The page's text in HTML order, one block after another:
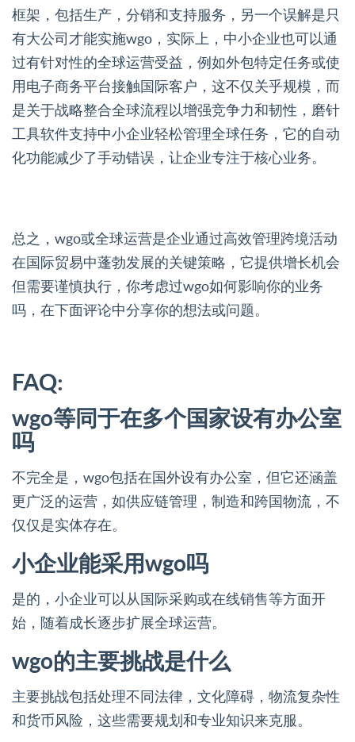
框架，包括生产，分销和支持服务，另一个误解是只
有大公司才能实施wgo，实际上，中小企业也可以通
过有针对性的全球运营受益，例如外包特定任务或使
用电子商务平台接触国际客户，这不仅关乎规模，而
是关于战略整合全球流程以增强竞争力和韧性，磨针
工具软件支持中小企业轻松管理全球任务，它的自动
化功能减少了手动错误，让企业专注于核心业务。
总之，wgo或全球运营是企业通过高效管理跨境活动
在国际贸易中蓬勃发展的关键策略，它提供增长机会
但需要谨慎执行，你考虑过wgo如何影响你的业务
吗，在下面评论中分享你的想法或问题。
FAQ:
wgo等同于在多个国家设有办公室
吗
不完全是，wgo包括在国外设有办公室，但它还涵盖
更广泛的运营，如供应链管理，制造和跨国物流，不
仅仅是实体存在。
小企业能采用wgo吗
是的，小企业可以从国际采购或在线销售等方面开
始，随着成长逐步扩展全球运营。
wgo的主要挑战是什么
主要挑战包括处理不同法律，文化障碍，物流复杂性
和货币风险，这些需要规划和专业知识来克服。